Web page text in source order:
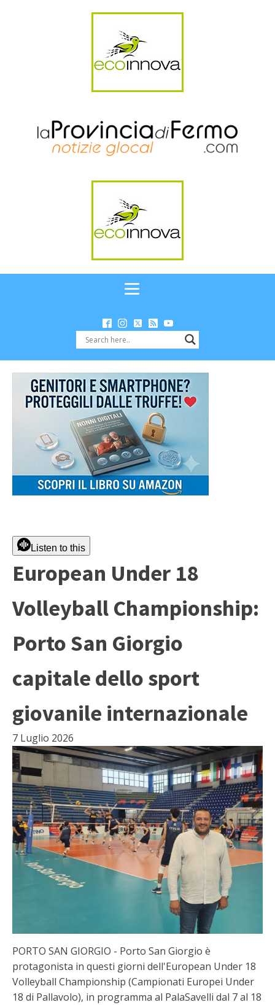
Listen to this
European Under 18
Volleyball Championship:
Porto San Giorgio
capitale dello sport
giovanile internazionale
7 Luglio 2026
PORTO SAN GIORGIO - Porto San Giorgio è
protagonista in questi giorni dell'European Under 18
Volleyball Championship (Campionati Europei Under
18 di Pallavolo), in programma al PalaSavelli dal 7 al 18